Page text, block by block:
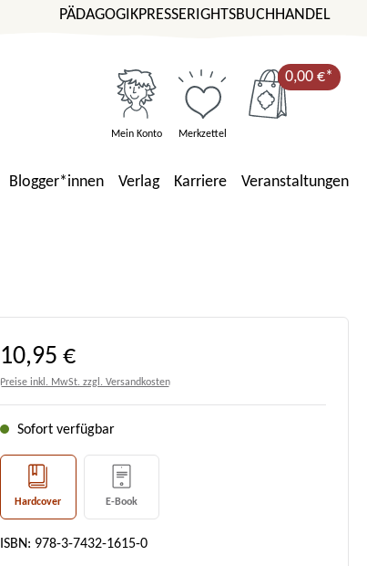
PÄDAGOGIKPRESSERIGHTSBUCHHANDEL
Mein Konto Merkzettel
0,00 €*
Blogger*innen Verlag Karriere Veranstaltungen
Regulärer Preis:
10,95 €
Preise inkl. MwSt. zzgl. Versandkosten
Sofort verfügbar
Hardcover E-Book
ISBN: 978-3-7432-1615-0